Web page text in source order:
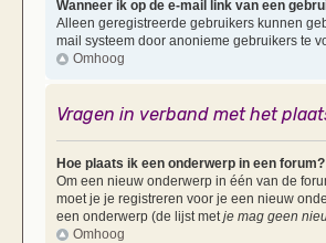
Wanneer ik op de e-mail link van een
Alleen geregistreerde gebruikers kunnen
mail systeem door anonieme gebruikers te
Omhoog
Vragen in verband met het
Hoe plaats ik een onderwerp in een forum?
Om een nieuw onderwerp in één van de
moet je je registreren voor je een nieuw
een onderwerp (de lijst met je mag geen
Omhoog